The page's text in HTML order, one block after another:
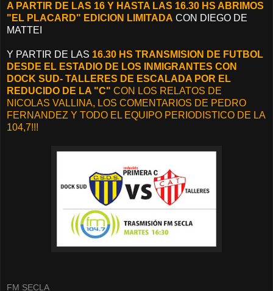
A PARTIR DE LAS 16 Y HASTA LAS 16.30 HS ABRIMOS
"EL PLACARD" EDICION LIMITADA CON DIEGO DE
MATTEI
Y PARTIR DE LAS 16.30 HS TRANSMISION DE FUTBOL
DESDE EL ESTADIO DE LOS INMIGRANTES CON
DOCK SUD- TALLERES DE ESCALADA POR EL
REDUCIDO DE LA "C" CON LOS RELATOS DE
NICOLAS VALLINA, LOS COMENTARIOS DE PEDRO
FERNANDEZ Y TODO EL EQUIPO PERIODISTICO DE LA
104,7!!!
FM SECLA